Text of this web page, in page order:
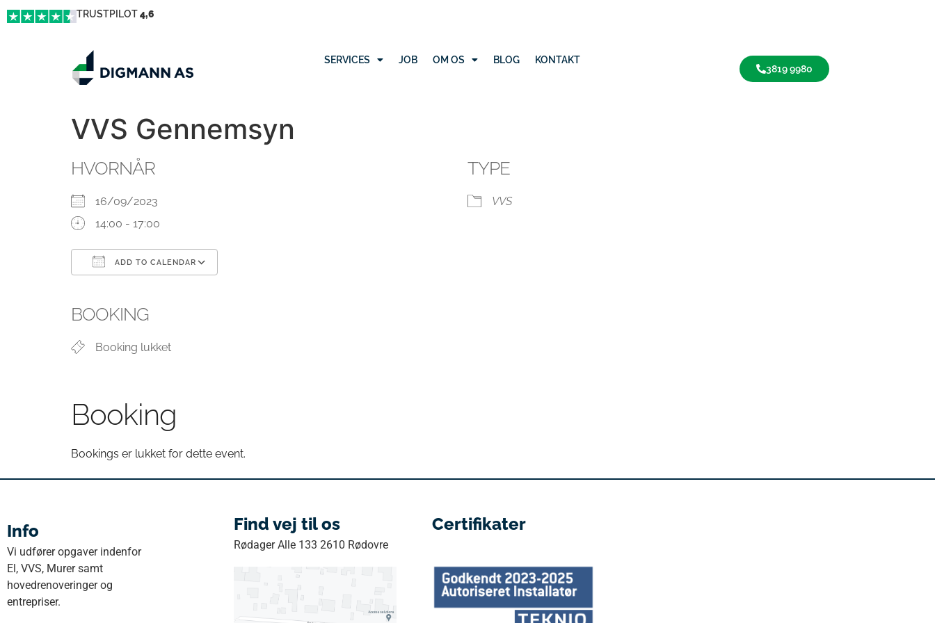
TRUSTPILOT4,6
SERVICES JOB OM OS BLOG
KONTAKT
3819 9980
VVS Gennemsyn
HVORNÅR
16/09/2023
14:00 - 17:00
ADD TO CALENDAR
BOOKING
Booking lukket
TYPE
VVS
Booking
Bookings er lukket for dette event.
Info
Vi udfører opgaver indenfor
El, VVS, Murer samt
hovedrenoveringer og
entrepriser.
Find vej til os
Rødager Alle 133 2610 Rødovre
Certifikater